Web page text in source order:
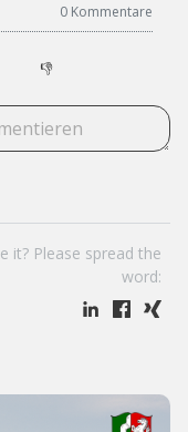
0 Kommentare
👎
it? Please spread the
word: